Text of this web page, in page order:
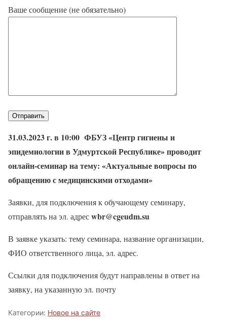
Ваше сообщение (не обязательно)
31.03.2023 г. в 10:00 ФБУЗ «Центр гигиены и
эпидемиологии в Удмуртской Республике» проводит
онлайн-семинар на тему: «Актуальные вопросы по
обращению с медицинскими отходами»
Заявки, для подключения к обучающему семинару,
отправлять на эл. адресwbr@cgeudm.su
В заявке указать: тему семинара, название организации,
ФИО ответственного лица, эл. адрес.
Ссылки для подключения будут направлены в ответ на
заявку, на указанную эл. почту
Категории: Новое на сайте